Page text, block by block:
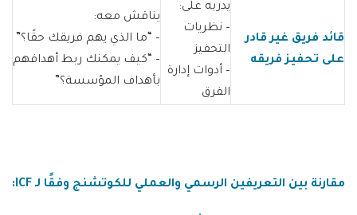
قائد فريق غير قادر
على تحفيز فريقه
يدربه على:
– نظريات
التحفيز
– أدوات إدارة
الفرق
يناقش معه:
– “ما الذي يهم فريقك حقًا؟”
– “كيف يمكنك ربط أهدافهم
بأهداف المؤسسة؟”
مقارنة بين التعريفين الرسمي والعملي للكوتشنج وفقًا لـ